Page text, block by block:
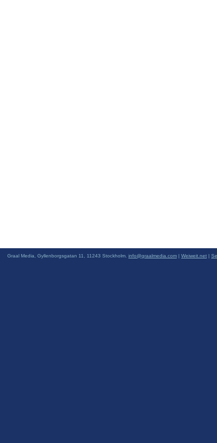
Graal Media, Gyllenborgsgatan 11, 11243 Stockholm. info@graalmedia.com | Weiweit.net |